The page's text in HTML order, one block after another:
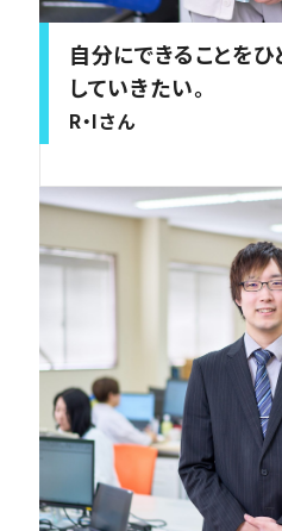
自分にできることを
していきたい。
R・Iさん